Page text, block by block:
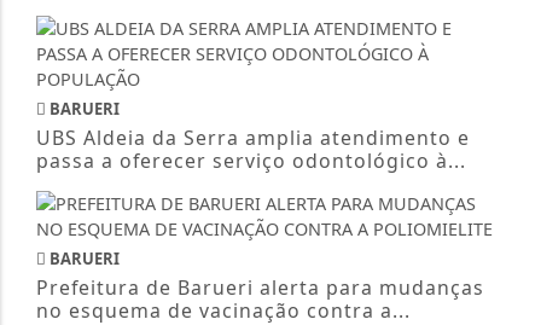
BARUERI
UBS Aldeia da Serra amplia atendimento e
passa a oferecer serviço odontológico à...
BARUERI
Prefeitura de Barueri alerta para mudanças
no esquema de vacinação contra a...